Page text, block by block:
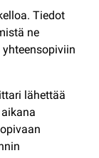
Tiedot
ne
lähettää